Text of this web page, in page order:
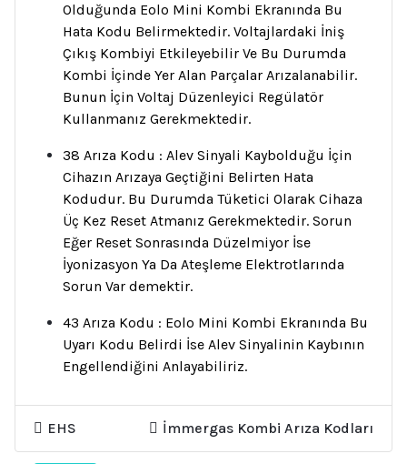
Olduğunda Eolo Mini Kombi Ekranında Bu
Hata Kodu Belirmektedir. Voltajlardaki İniş
Çıkış Kombiyi Etkileyebilir Ve Bu Durumda
Kombi İçinde Yer Alan Parçalar Arızalanabilir.
Bunun İçin Voltaj Düzenleyici Regülatör
Kullanmanız Gerekmektedir.
38 Arıza Kodu : Alev Sinyali Kaybolduğu İçin
Cihazın Arızaya Geçtiğini Belirten Hata
Kodudur. Bu Durumda Tüketici Olarak Cihaza
Üç Kez Reset Atmanız Gerekmektedir. Sorun
Eğer Reset Sonrasında Düzelmiyor İse
İyonizasyon Ya Da Ateşleme Elektrotlarında
Sorun Var demektir.
43 Arıza Kodu : Eolo Mini Kombi Ekranında Bu
Uyarı Kodu Belirdi İse Alev Sinyalinin Kaybının
Engellendiğini Anlayabiliriz.
EHS İmmergas Kombi Arıza Kodları